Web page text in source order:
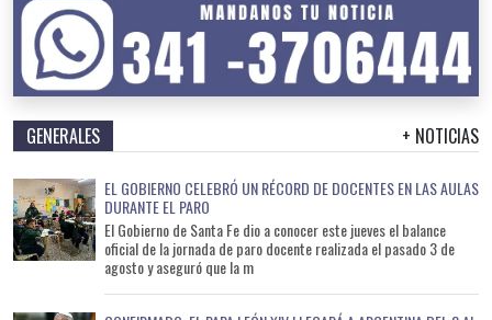
GENERALES + NOTICIAS
EL GOBIERNO CELEBRÓ UN RÉCORD DE DOCENTES EN LAS AULAS
DURANTE EL PARO
El Gobierno de Santa Fe dio a conocer este jueves el balance
oficial de la jornada de paro docente realizada el pasado 3 de
agosto y aseguró que la m